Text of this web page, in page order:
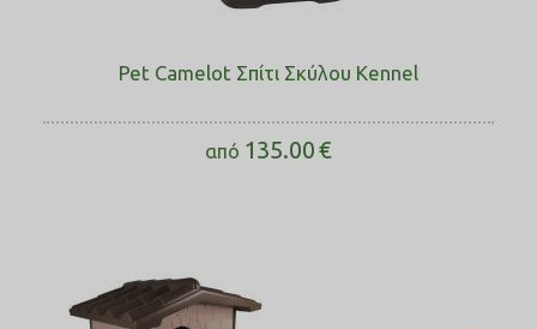
Pet Camelot Σπίτι Σκύλου Kennel
από 135.00€